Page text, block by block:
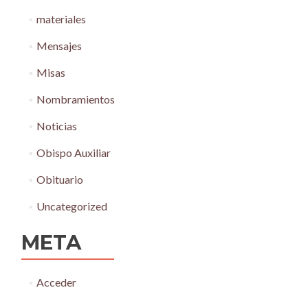
materiales
Mensajes
Misas
Nombramientos
Noticias
Obispo Auxiliar
Obituario
Uncategorized
META
Acceder